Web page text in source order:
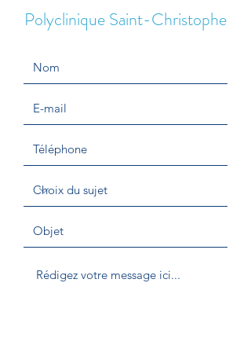
Polyclinique Saint-Christophe